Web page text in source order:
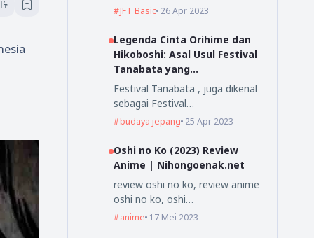
JFT Basic 26 Apr 2023
Legenda Cinta Orihime dan
Hikoboshi: Asal Usul Festival
Tanabata yang
Mengagumkan
Festival Tanabata , juga dikenal
sebagai Festival…
budaya jepang 25 Apr 2023
Oshi no Ko (2023) Review
Anime | Nihongoenak.net
review oshi no ko, review anime
oshi no ko, oshi…
anime 17 Mei 2023